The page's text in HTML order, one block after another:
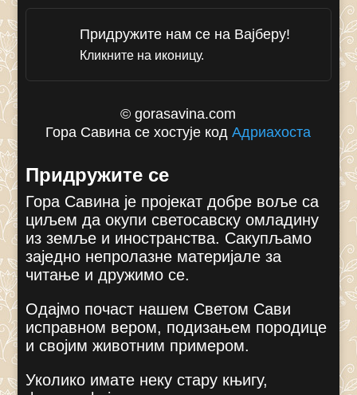
Придружите нам се на Вајберу!
Кликните на иконицу.
© gorasavina.com
Гора Савина се хостује кодАдриахоста
Придружите се
Гора Савина је пројекат добре воље са
циљем да окупи светосавску омладину
из земље и иностранства. Сакупљамо
заједно непролазне материјале за
читање и дружимо се.
Одајмо почаст нашем Светом Сави
исправном вером, подизањем породице
и својим животним примером.
Уколико имате неку стару књигу,